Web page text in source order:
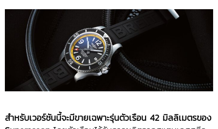
สำหรับเวอร์ชันนี้จะมีขายเฉพาะรุ่นตัวเรือน 42 มิลลิเมตรของ